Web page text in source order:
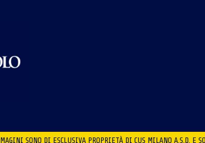
SONO DI ESCLUSIVA PROPRIETÀ DI CUS MILANO A.S.D. E